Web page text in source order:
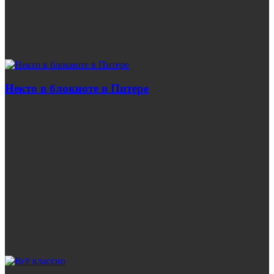
Некто в блокноте в Питере